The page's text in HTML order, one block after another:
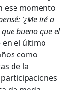
ese momento
‘¿Me iré a
bueno que el
en el último
como
de la